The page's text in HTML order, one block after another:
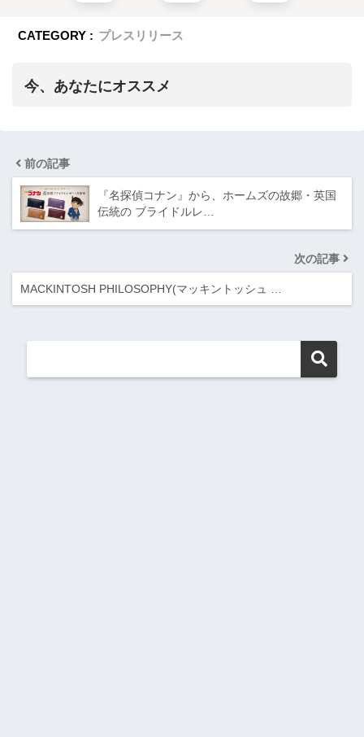
CATEGORY : プレスリリース
今、あなたにオススメ
前の記事
『名探偵コナン』から、ホームズの故郷・英国
伝統の ブライドルレ…
次の記事
MACKINTOSH PHILOSOPHY(マッキントッシュ …